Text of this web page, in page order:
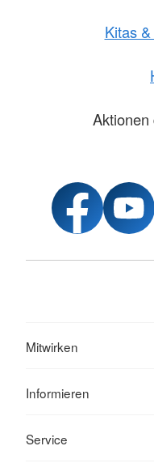
Kitas
Aktionen
Mitwirken
Informieren
Service